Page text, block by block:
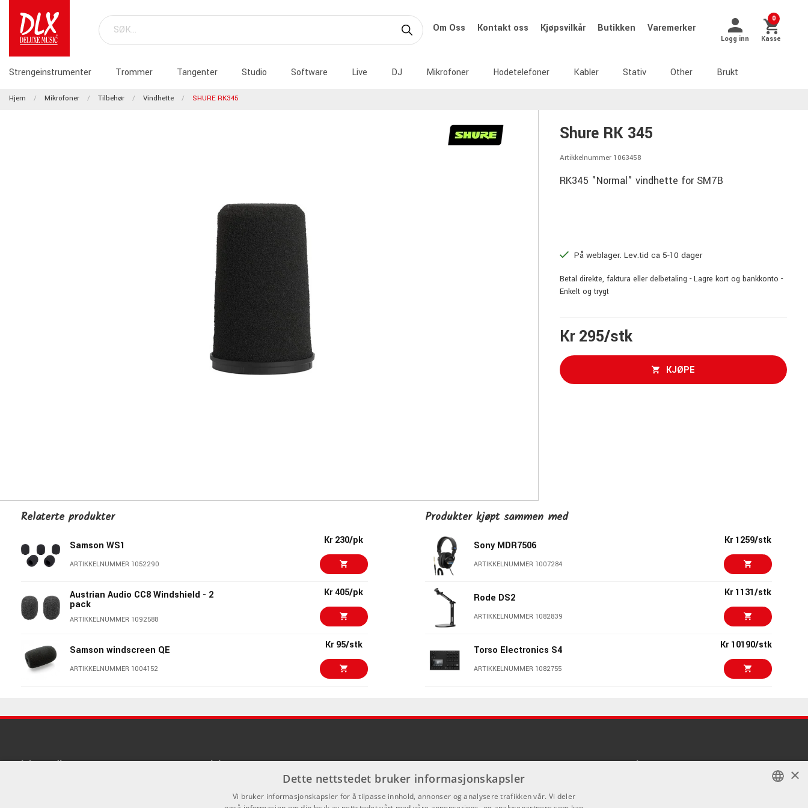
Om Oss Kontakt oss Kjøpsvilkår Butikken Varemerker
Logg inn
0
Kasse
Strengeinstrumenter Trommer Tangenter Studio Software Live DJ Mikrofoner Hodetelefoner Kabler Stativ Other Brukt
Hjem Mikrofoner Tilbehør Vindhette SHURE RK345
Shure RK 345
Artikkelnummer 1063458
RK345 "Normal" vindhette for SM7B
På weblager. Lev.tid ca 5-10 dager
Betal direkte, faktura eller delbetaling - Lagre kort og bankkonto -
Enkelt og trygt
Kr 295/stk
KJØPE
Relaterte produkter
Samson WS1
ARTIKKELNUMMER 1052290
Kr 230/pk
Austrian Audio CC8 Windshield - 2
pack
ARTIKKELNUMMER 1092588
Kr 405/pk
Samson windscreen QE
ARTIKKELNUMMER 1004152
Kr 95/stk
ARTIKKELNUMMER 1064571
Kr 460/stk
Produkter kjøpt sammen med
Sony MDR7506
ARTIKKELNUMMER 1007284
Kr 1259/stk
Rode DS2
ARTIKKELNUMMER 1082839
Kr 1131/stk
Torso Electronics S4
ARTIKKELNUMMER 1082755
Kr 10190/stk
ARTIKKELNUMMER 1085194
stand
ARTIKKELNUMMER 1000939
Sosiale medier Linker Kontakt ×
Dette nettstedet bruker informasjonskapsler
Vi bruker informasjonskapsler for å tilpasse innhold, annonser og analysere trafikken vår. Vi deler